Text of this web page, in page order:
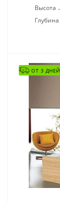
Высота
Глубина
ОТ 3 ДНЕЙ